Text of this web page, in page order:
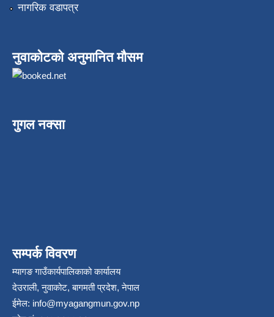
नागरिक वडापत्र
नुवाकोटको अनुमानित मौसम
गुगल नक्सा
सम्पर्क विवरण
म्यागङ गाउँकार्यपालिकाको कार्यालय
देउराली, नुवाकोट, बागमती प्रदेश, नेपाल
ईमेल: info@myagangmun.gov.np